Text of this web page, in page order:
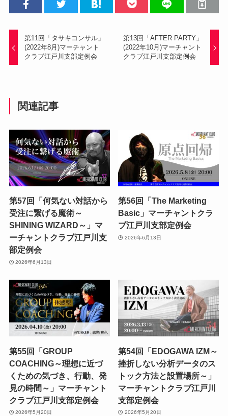
第11回「タサキコンサル」
(2022年8月)マーチャント
クラブ江戸川支部定例会
第13回「AFTER PARTY」
(2022年10月)マーチャント
クラブ江戸川支部定例会
関連記事
第57回「何気ない対話から
受注に繋げる魔術～
SHINING WIZARD～」マ
ーチャントクラブ江戸川支
部定例会
2026年6月13日
第56回「The Marketing
Basic」マーチャントクラ
ブ江戸川支部定例会
2026年6月13日
第55回「GROUP
COACHING～理想に近づ
くための気づき、行動、発
見の時間～」マーチャント
クラブ江戸川支部定例会
2026年5月20日
第54回「EDOGAWA IZM～
挫折しない分析データのス
トック方法と設置場所～」
マーチャントクラブ江戸川
支部定例会
2026年5月20日